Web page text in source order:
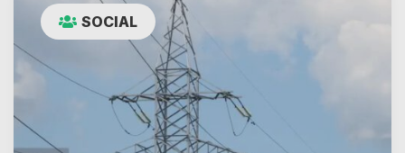
SOCIAL